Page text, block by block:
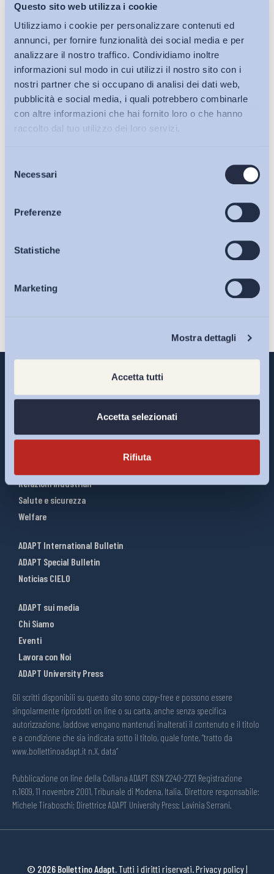
Questo sito web utilizza i cookie
Utilizziamo i cookie per personalizzare contenuti ed
annunci, per fornire funzionalità dei social media e per
analizzare il nostro traffico. Condividiamo inoltre
informazioni sul modo in cui utilizzi il nostro sito con i
nostri partner che si occupano di analisi dei dati web,
pubblicità e social media, i quali potrebbero combinarle
con altre informazioni che hai fornito loro o che hanno
raccolto dal tuo utilizzo dei loro servizi.
delNecessari
Preferenze
Statistiche
Marketing
Mostra dettagli
Accetta tutti
Accetta selezionati
Rifiuta
Bollettini ADAPT
Articoli
Osservatori
Eventi
Ho letto e Accetto il trattamento dei dati personali descritti
Infografiche
Relazioni industriali
Salute e sicurezza
Welfare
ADAPT International Bulletin
ADAPT Special Bulletin
Noticias CIELO
ADAPT sui media
Chi Siamo
Eventi
Lavora con Noi
ADAPT University Press
Gli scritti disponibili su questo sito sono copy-free e possono essere
singolarmente riprodotti on line o su carta, anche senza specifica
autorizzazione, laddove vengano mantenuti inalterati il contenuto e il titolo
e a condizione che sia indicata sotto il titolo, quale fonte, “tratto da
www.bollettinoadapt.it n.X, data“
Pubblicazione on line della Collana ADAPT ISSN 2240-2721 Registrazione
n.1609, 11 novembre 2001, Tribunale di Modena, Italia. Direttore responsabile:
Michele Tiraboschi; Direttrice ADAPT University Press: Lavinia Serrani.
© 2026 Bollettino Adapt.Tutti i diritti riservati.Privacy policy|